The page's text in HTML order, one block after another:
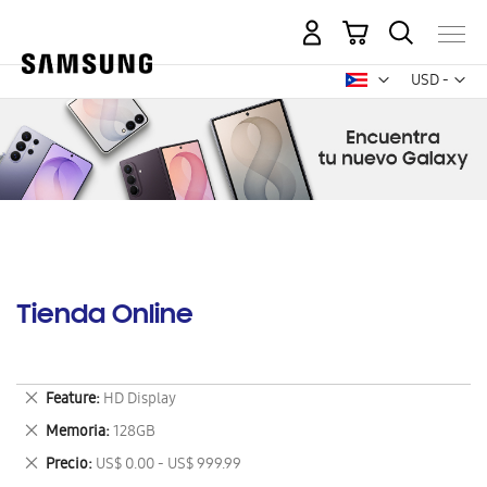
USD -
dólar
Mi carrito
Tienda Online
Feature HD Display
Eliminar
este
artículo
Memoria 128GB
Eliminar
este
artículo
Precio US$ 0.00 - US$ 999.99
Eliminar